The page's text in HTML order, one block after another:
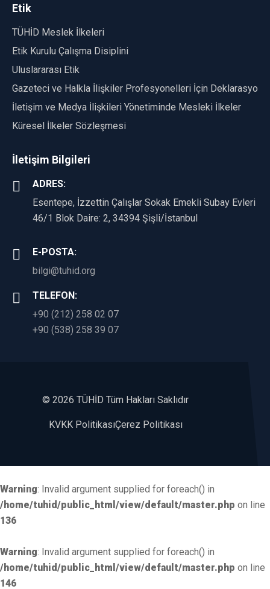
Etik
TÜHİD Meslek İlkeleri
Etik Kurulu Çalışma Disiplini
Uluslararası Etik
Gazeteci ve Halkla İlişkiler Profesyonelleri İçin Deklarasyon
İletişim ve Medya İlişkileri Yönetiminde Mesleki İlkeler
Küresel İlkeler Sözleşmesi
İletişim Bilgileri
ADRES:
Esentepe, İzzettin Çalışlar Sokak Emekli Subay Evleri
46/1 Blok Daire: 2, 34394 Şişli/İstanbul
E-POSTA:
bilgi@tuhid.org
TELEFON:
+90 (212) 258 02 07
+90 (538) 258 39 07
© 2026 TÜHİD Tüm Hakları Saklıdır
KVKK PolitikasıÇerez Politikası
Warning: Invalid argument supplied for foreach() in
/home/tuhid/public_html/view/default/master.php on line
136
Warning: Invalid argument supplied for foreach() in
/home/tuhid/public_html/view/default/master.php on line
146